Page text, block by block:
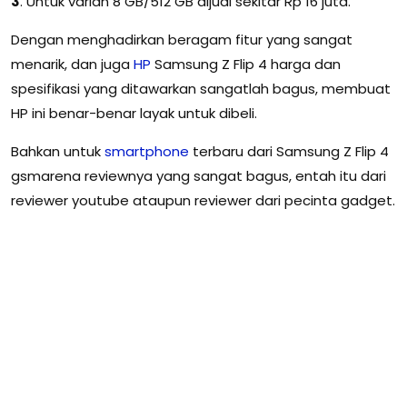
Dengan menghadirkan beragam fitur yang sangat
menarik, dan juga HP Samsung Z Flip 4 harga dan
spesifikasi yang ditawarkan sangatlah bagus, membuat
HP ini benar-benar layak untuk dibeli.
Bahkan untuksmartphone terbaru dari Samsung Z Flip 4
gsmarena reviewnya yang sangat bagus, entah itu dari
reviewer youtube ataupun reviewer dari pecinta gadget.